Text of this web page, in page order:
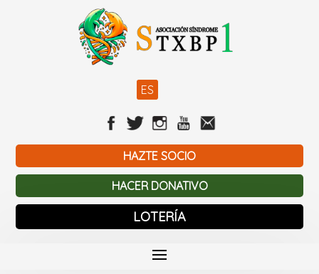
ES
HAZTE SOCIO
HACER DONATIVO
LOTERÍA